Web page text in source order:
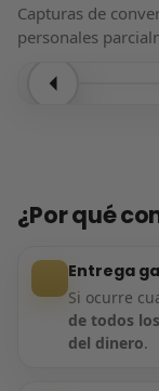
Capturas de
personales
¿Por qué
Entrega
Si ocurre
de todos
del dinero.